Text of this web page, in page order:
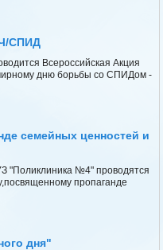
СПИД
Всероссийская Акция
дню борьбы со СПИДом -
семейных ценностей и
"Поликлиника №4" проводятся
пропаганде
дня"